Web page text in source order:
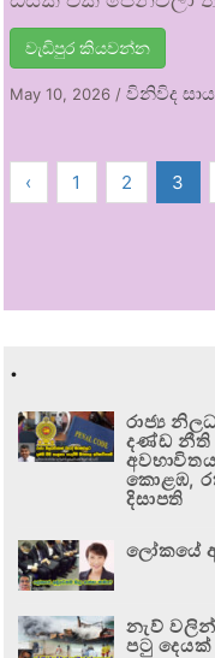
වැඩිපුර කියවන්න
May 10, 2026 /විනිවිද
‹ 1 2 3
.
රාජ්‍ය
දණ්ඩ නීති
කොළඹ,
දිසාපති
ලෝකයේ
නැව්
පටු